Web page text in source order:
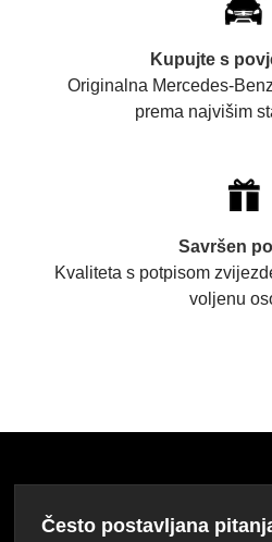
Kupujte s
Originalna Mercedes-
prema najvišim
Savršen
Kvaliteta s potpisom
voljenu
Često postavljana